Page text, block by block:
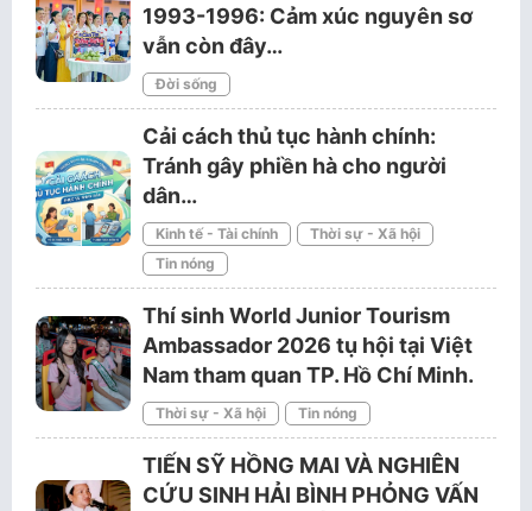
1993-1996: Cảm xúc nguyên sơ
vẫn còn đây…
Đời sống
Cải cách thủ tục hành chính:
Tránh gây phiền hà cho người
dân…
Kinh tế - Tài chính
Thời sự - Xã hội
Tin nóng
Thí sinh World Junior Tourism
Ambassador 2026 tụ hội tại Việt
Nam tham quan TP. Hồ Chí Minh.
Thời sự - Xã hội Tin nóng
TIẾN SỸ HỒNG MAI VÀ NGHIÊN
CỨU SINH HẢI BÌNH PHỎNG VẤN